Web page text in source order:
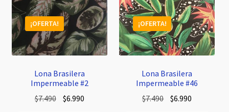
Lona Brasilera
Impermeable #2
¡OFERTA!
$7.490 El$6.990El
Lona Brasilera
Impermeable #46
¡OFERTA!
$7.490 El$6.990